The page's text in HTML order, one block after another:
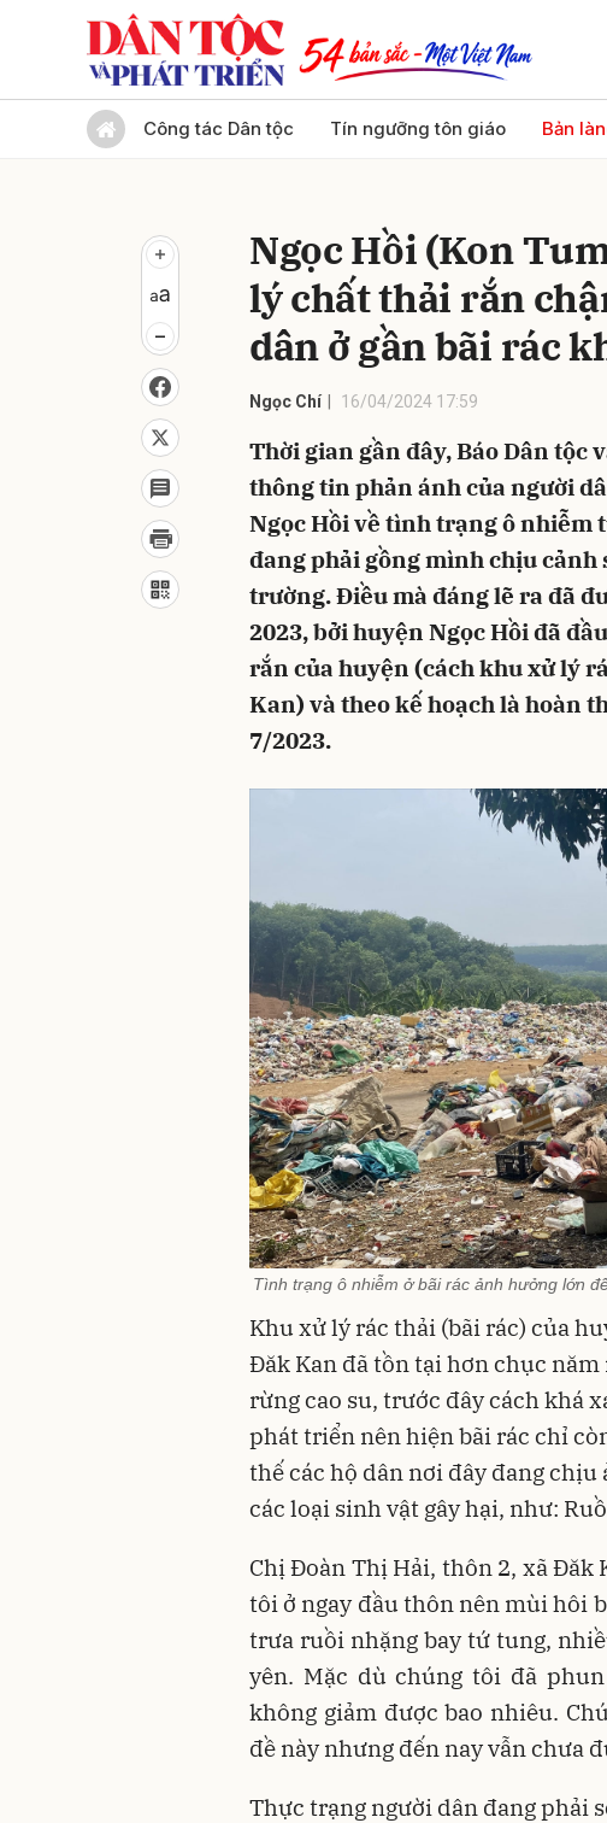
Công tác Dân tộc Tín ngưỡng tôn giáo Bản
Ngọc Hồi (Kon
lý chất thải rắn
dân ở gần bãi rác
Ngọc Chí 16/04/2024 17:59
Thời gian gần đây, Báo Dân
thông tin phản ánh của người
Ngọc Hồi về tình trạng ô nhiễm
đang phải gồng mình chịu
trường. Điều mà đáng lẽ ra đã
2023, bởi huyện Ngọc Hồi đã
rắn của huyện (cách khu xử lý
Kan) và theo kế hoạch là hoàn
7/2023.
Tình trạng ô nhiễm ở bãi rác ảnh hưởng lớn
Khu xử lý rác thải (bãi rác) của
Đăk Kan đã tồn tại hơn chục
rừng cao su, trước đây cách khá
phát triển nên hiện bãi rác chỉ
thế các hộ dân nơi đây đang
các loại sinh vật gây hại, như:
Chị Đoàn Thị Hải, thôn 2, xã Đăk
tôi ở ngay đầu thôn nên mùi hôi
trưa ruồi nhặng bay tứ tung,
yên. Mặc dù chúng tôi đã
không giảm được bao nhiêu.
đề này nhưng đến nay vẫn chưa
Thực trạng người dân đang phải
Gửi bình